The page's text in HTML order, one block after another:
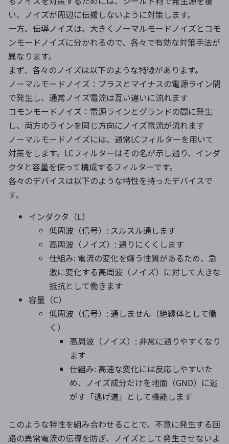
い、ノイズが周辺に伝搬しないように対策します。
一方、伝導ノイズは、大きくノーマルモードノイズとコモ
ンモードノイズに分かれるので、各々で有効な対策手法が
異なります。
まず、各々のノイズは以下のような特徴があります。
ノーマルモードノイズ：プラスとマイナスの電源ライン間
で発生し、通常ノイズ電流は互い違いに流れます
コモンモードノイズ：電源ラインとグランドの間に発生
し、両方のラインを同じ方向にノイズ電流が流れます
ノーマルモードノイズには、通常LCフィルターを用いて
対策をします。LCフィルターはその名が示し通り、インダ
クタと容量を使って構成するフィルターです。
各々のデバイスは以下のような特性を持ったデバイスで
す。
インダクタ（L）
低周波（信号）: スルスル通します
高周波（ノイズ）: 通りにくくします
仕組み: 電流の変化を嫌う性質があるため、急
激に変化する高周波（ノイズ）に対して大きな
抵抗として働きます
容量（C）
低周波（信号）: 通しません（絶縁体として働
く）
高周波（ノイズ）: 非常に通りやすくなり
ます
仕組み: 高速な変化には反応しやすいた
め、ノイズ成分だけを地面（GND）に逃
がす「逃げ道」として機能します
このような特性を組み合わせることで、不意に発生する回
路の異常電流の伝導を防ぎ、ノイズとして発生させないよ